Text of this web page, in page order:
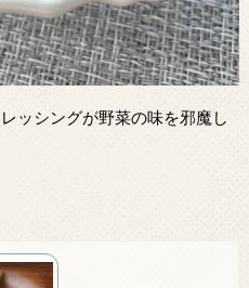
ッシングが野菜の味を邪魔し